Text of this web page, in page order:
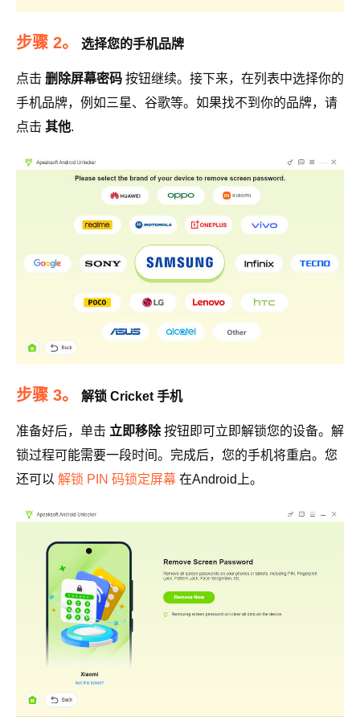
步骤 2。 选择您的手机品牌
点击 删除屏幕密码 按钮继续。接下来，在列表中选择你的
手机品牌，例如三星、谷歌等。如果找不到你的品牌，请
点击 其他.
步骤 3。 解锁 Cricket 手机
准备好后，单击 立即移除按钮即可立即解锁您的设备。解
锁过程可能需要一段时间。完成后，您的手机将重启。您
还可以 解锁 PIN 码锁定屏幕 在Android上。